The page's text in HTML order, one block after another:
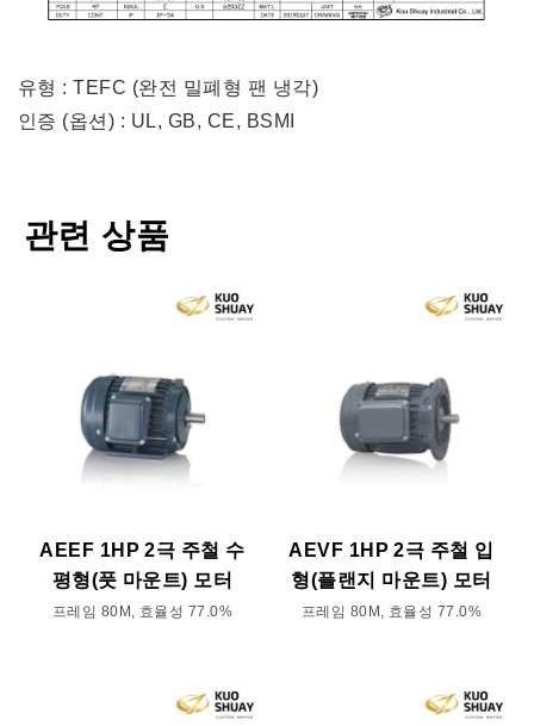
유형 : TEFC (완전 밀폐형 팬 냉각)
인증 (옵션) : UL, GB, CE, BSMI
관련 상품
AEEF 1HP 2극 주철 수
평형(풋 마운트) 모터
프레임 80M, 효율성 77.0%
AEVF 1HP 2극 주철 입
형(플랜지 마운트) 모터
프레임 80M, 효율성 77.0%